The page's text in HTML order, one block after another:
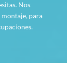
Nos
para